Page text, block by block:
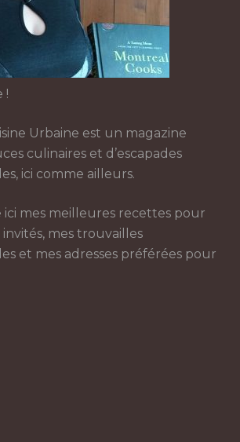
!
Urbaine est un magazine
culinaires et d’escapades
ici comme ailleurs.
ici mes meilleures recettes pour
mes trouvailles
et mes adresses préférées pour